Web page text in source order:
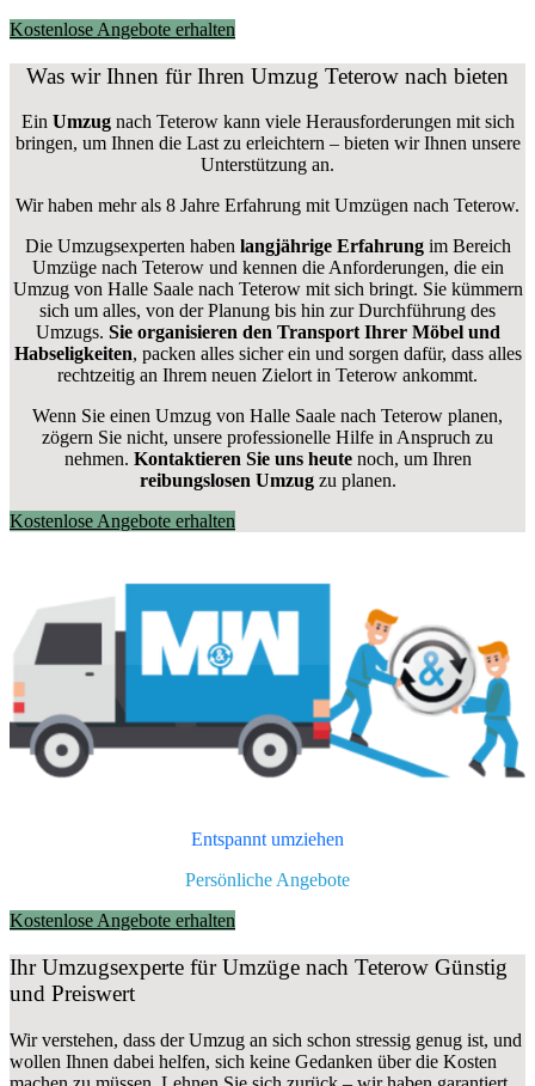
Kostenlose Angebote erhalten
Was wir Ihnen für Ihren Umzug Teterow nach bieten
Ein Umzugnach Teterow kann viele Herausforderungen mit sich
bringen, um Ihnen die Last zu erleichtern – bieten wir Ihnen unsere
Unterstützung an.
Wir haben mehr als 8 Jahre Erfahrung mit Umzügen nach Teterow.
Die Umzugsexperten haben langjährige Erfahrungim Bereich
Umzüge nach Teterow und kennen die Anforderungen, die ein
Umzug von Halle Saale nach Teterow mit sich bringt. Sie kümmern
sich um alles, von der Planung bis hin zur Durchführung des
Umzugs. Sie organisieren den Transport Ihrer Möbel und
Habseligkeiten, packen alles sicher ein und sorgen dafür, dass alles
rechtzeitig an Ihrem neuen Zielort in Teterow ankommt.
Wenn Sie einen Umzug von Halle Saale nach Teterow planen,
zögern Sie nicht, unsere professionelle Hilfe in Anspruch zu
nehmen. Kontaktieren Sie uns heutenoch, um Ihren
reibungslosen Umzugzu planen.
Kostenlose Angebote erhalten
Entspannt umziehen
Persönliche Angebote
Kostenlose Angebote erhalten
Ihr Umzugsexperte für Umzüge nach Teterow Günstig
und Preiswert
Wir verstehen, dass der Umzug an sich schon stressig genug ist, und
wollen Ihnen dabei helfen, sich keine Gedanken über die Kosten